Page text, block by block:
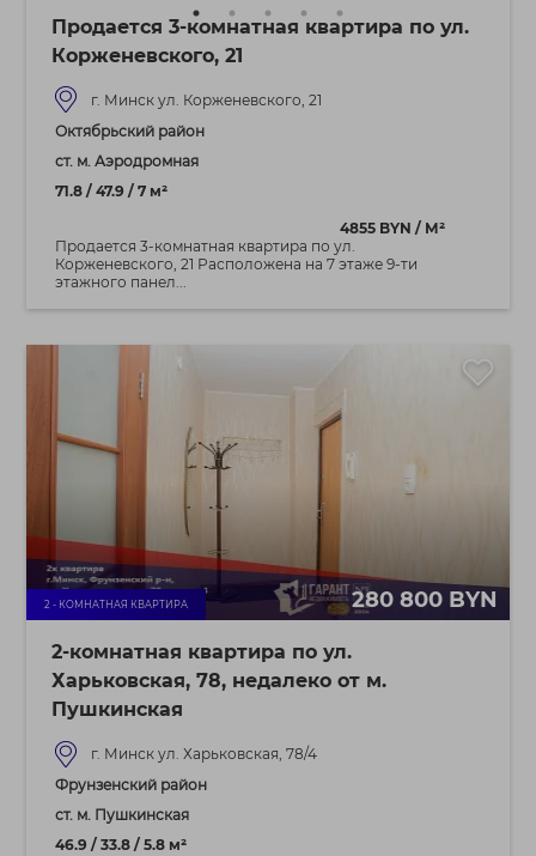
Продается 3-комнатная квартира по ул.
Корженевского, 21
г. Минск ул. Корженевского, 21
Октябрьский район
ст. м. Аэродромная
71.8 / 47.9 / 7 м²
4855 BYN / М²
Продается 3-комнатная квартира по ул.
Корженевского, 21 Расположена на 7 этаже 9-ти
этажного панел...
2 - КОМНАТНАЯ КВАРТИРА 280 800 BYN
2-комнатная квартира по ул.
Харьковская, 78, недалеко от м.
Пушкинская
г. Минск ул. Харьковская, 78/4
Фрунзенский район
ст. м. Пушкинская
46.9 / 33.8 / 5.8 м²